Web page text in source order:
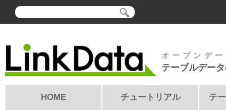
オープンデ
テーブルデー
HOME チュートリアル テ